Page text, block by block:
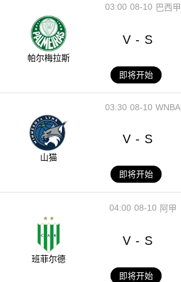
08-10
03:00 巴西甲
帕尔梅拉斯
V - S
即将开始
08-10
03:30 WNBA
山猫
V - S
即将开始
08-10
04:00 阿甲
班菲尔德
V - S
即将开始